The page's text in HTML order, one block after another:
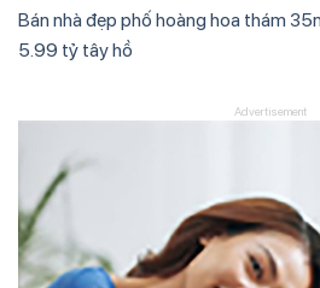
Bán nhà đẹp phố hoàng hoa thám
5.99 tỷ tây hồ
Advertisement